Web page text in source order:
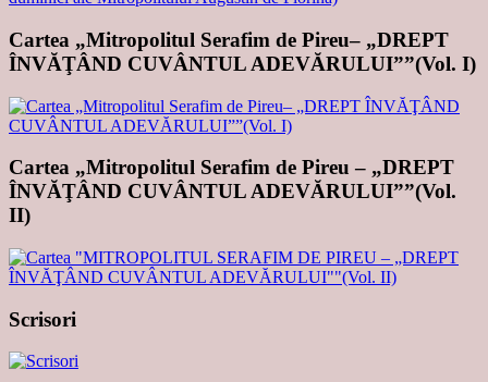
Cartea „Mitropolitul Serafim de Pireu– „DREPT
ÎNVĂŢÂND CUVÂNTUL ADEVĂRULUI””(Vol. I)
Cartea „Mitropolitul Serafim de Pireu – „DREPT
ÎNVĂŢÂND CUVÂNTUL ADEVĂRULUI””(Vol.
II)
Scrisori